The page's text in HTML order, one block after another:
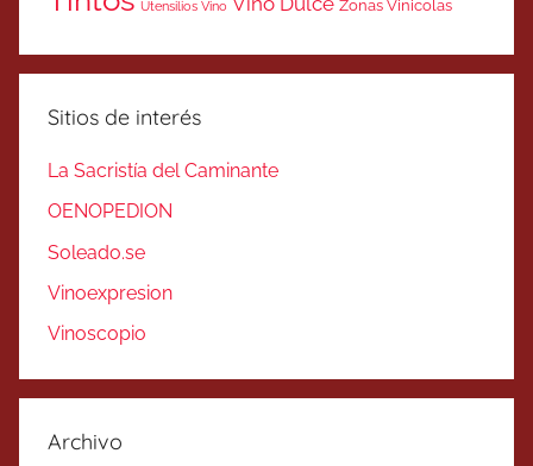
Utensilios Vino Zonas Vinicolas
Sitios de interés
La Sacristía del Caminante
OENOPEDION
Soleado.se
Vinoexpresion
Vinoscopio
Archivo